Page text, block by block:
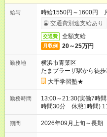
給与
時給1550円～1600円
交通費別途支給あり
交通費 全額支給
月収例 20～25万円
勤務地
横浜市青葉区
たまプラーザ駅から徒
大手学習塾★
勤務時間
13:00～21:30(実働7時
時間30分 休憩1時間)
間) ※特別講習期間は
ります。
期間 2026年09月上旬～長